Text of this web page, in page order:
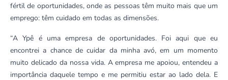
fértil de oportunidades, onde as pessoas têm muito mais que um
emprego: têm cuidado em todas as dimensões.
“A Ypê é uma empresa de oportunidades. Foi aqui que eu
encontrei a chance de cuidar da minha avó, em um momento
muito delicado da nossa vida. A empresa me apoiou, entendeu a
importância daquele tempo e me permitiu estar ao lado dela. E